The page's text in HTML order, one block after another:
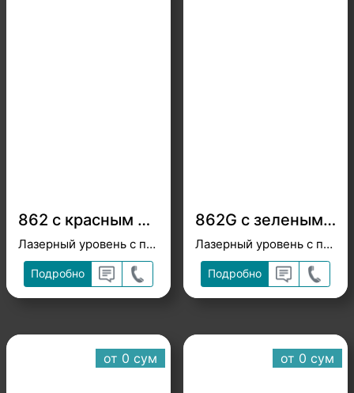
862 с красным лучом
Лазерный уровень с перекрестным лучом, магнитный
Подробно
862G с зеленым лучом
Лазерный уровень с перекрестным лучом
Подробно
от 0 cум от 0 cум